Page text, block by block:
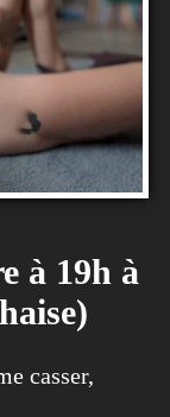
à 19h à
casser,